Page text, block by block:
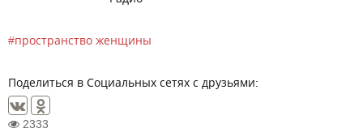
пространство женщины
Поделиться в Социальных сетях с друзьями:
2333